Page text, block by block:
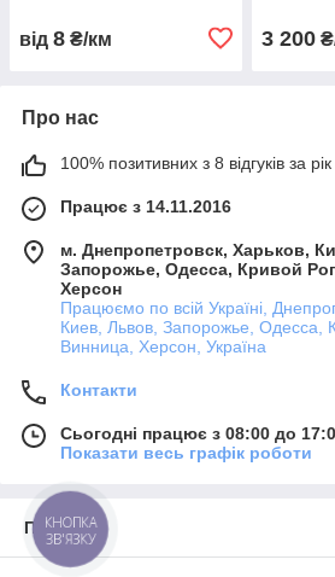
від 8 ₴/км 3 200
Про нас
100% позитивних з 8 відгуків за рік
Працює з 14.11.2016
м. Днепропетровск, Харьков,
Запорожье, Одесса, Кривой
Херсон
Працюємо по всій Україні,
Киев, Львов, Запорожье, Одесса,
Винница, Херсон, Україна
Контакти
Сьогодні працює з 08:00 до
Показати весь графік роботи
Про нас
КНОПКА
ЗВ'ЯЗКУ